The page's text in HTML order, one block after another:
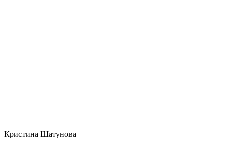
Кристина Шатунова